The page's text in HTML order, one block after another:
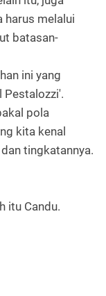
harus melalui
batasan-
ini yang
Pestalozzi'.
pola
kita kenal
tingkatannya.
itu Candu.